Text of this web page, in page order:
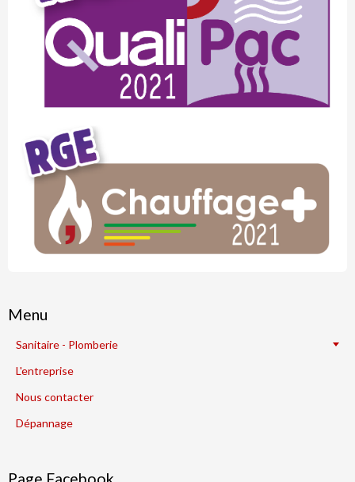
Menu
Sanitaire - Plomberie
L'entreprise
Nous contacter
Dépannage
Page Facebook